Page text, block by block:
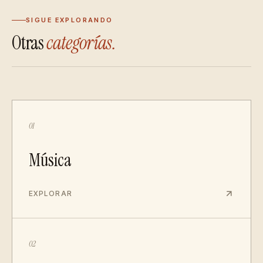
SIGUE EXPLORANDO
Otrascategorías.
01
Música
EXPLORAR
02